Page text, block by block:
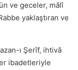
ve geceler, mâlî
yaklaştıran ve
ı Şerîf, ihtivâ
ibadetleriyle